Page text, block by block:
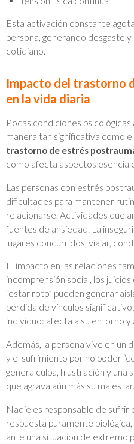
Esta activación constante
persona, generando desgaste
cotidiano.
Impacto del trastorno
en la vida diaria
Pocas condiciones
manera tan significativa como
trastorno de estrés
cómo afecta aspectos
Las personas con estrés
dificultades para mantener
relacionarse. Actividades que
fuentes de ansiedad. La
lugares concurridos, viajar,
El impacto en las relaciones
incomprensión social, los
“estar roto” pueden generar
pérdida de vínculos
individuo: afecta a su entorno y
Además, la persona vive en un
y el sufrimiento por no poder
genera culpa, frustración y una
que agrava aún más su malestar.
Nadie es responsable de sufrir
respuesta puramente
ante una situación de extremo